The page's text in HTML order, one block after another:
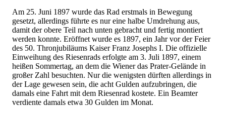
Am 25. Juni 1897 wurde das Rad erstmals in Bewegung
gesetzt, allerdings führte es nur eine halbe Umdrehung aus,
damit der obere Teil nach unten gebracht und fertig montiert
werden konnte. Eröffnet wurde es 1897, ein Jahr vor der Feier
des 50. Thronjubiläums Kaiser Franz Josephs I. Die offizielle
Einweihung des Riesenrads erfolgte am 3. Juli 1897, einem
heißen Sommertag, an dem die Wiener das Prater-Gelände in
großer Zahl besuchten. Nur die wenigsten dürften allerdings in
der Lage gewesen sein, die acht Gulden aufzubringen, die
damals eine Fahrt mit dem Riesenrad kostete. Ein Beamter
verdiente damals etwa 30 Gulden im Monat.